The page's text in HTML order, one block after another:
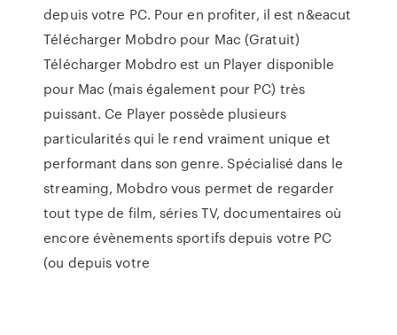
depuis votre PC. Pour en profiter, il est n&eacut
Télécharger Mobdro pour Mac (Gratuit)
Télécharger Mobdro est un Player disponible
pour Mac (mais également pour PC) très
puissant. Ce Player possède plusieurs
particularités qui le rend vraiment unique et
performant dans son genre. Spécialisé dans le
streaming, Mobdro vous permet de regarder
tout type de film, séries TV, documentaires où
encore évènements sportifs depuis votre PC
(ou depuis votre